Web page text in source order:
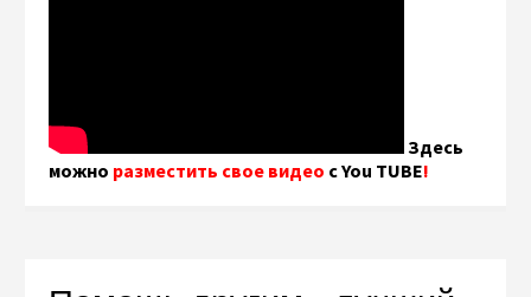
Здесь
можно разместить свое видео с You TUBE!